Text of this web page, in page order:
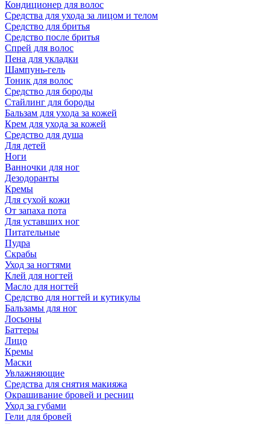
Кондиционер для волос
Средства для ухода за лицом и телом
Средство для бритья
Средство после бритья
Спрей для волос
Пена для укладки
Шампунь-гель
Тоник для волос
Средство для бороды
Стайлинг для бороды
Бальзам для ухода за кожей
Крем для ухода за кожей
Средство для душа
Для детей
Ноги
Ванночки для ног
Дезодоранты
Кремы
Для сухой кожи
От запаха пота
Для уставших ног
Питательные
Пудра
Скрабы
Уход за ногтями
Клей для ногтей
Масло для ногтей
Средство для ногтей и кутикулы
Бальзамы для ног
Лосьоны
Баттеры
Лицо
Кремы
Маски
Увлажняющие
Средства для снятия макияжа
Окрашивание бровей и ресниц
Уход за губами
Гели для бровей